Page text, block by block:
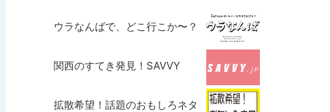
ウラなんばで、どこ行こか〜？
関西のすてき発見！SAVVY
拡散希望！話題のおもしろネタ